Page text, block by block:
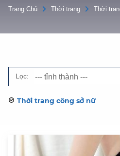
Trang Chủ Thời trang Thời
Lọc:
Thời trang công sở nữ